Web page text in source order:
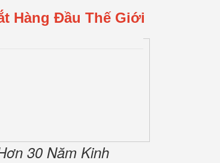
Hàng Đầu Thế Giới
30 Năm Kinh